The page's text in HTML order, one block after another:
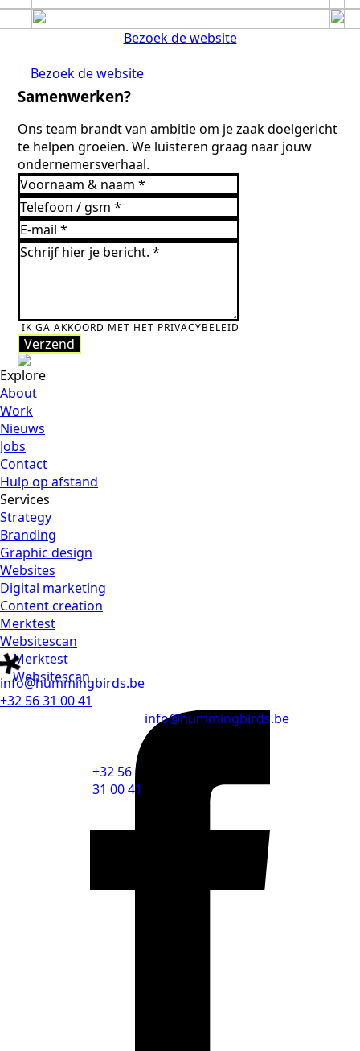
Bezoek de website
Bezoek de website
Samenwerken?
Ons team brandt van ambitie om je zaak doelgericht
te helpen groeien. We luisteren graag naar jouw
ondernemersverhaal.
IK GA AKKOORD MET HET PRIVACYBELEID
Verzend
Verzend
Explore
About
Work
Nieuws
Jobs
Contact
Hulp op afstand
Services
Strategy
Branding
Graphic design
Websites
Digital marketing
Content creation
Merktest
Merktest
Websitescan
Websitescan
info@hummingbirds.be
info@hummingbirds.be
+32 56 31 00 41
+32 56
31 00 41